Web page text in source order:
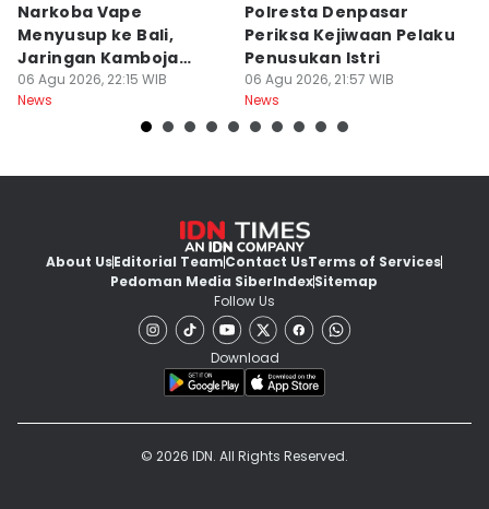
Narkoba Vape
Menyusup ke Bali,
Jaringan Kamboja
Terbongkar
06 Agu 2026, 22:15 WIB
News
Polresta Denpasar
Periksa Kejiwaan Pelaku
Penusukan Istri
06 Agu 2026, 21:57 WIB
News
About UsEditorial TeamContact UsTerms of Services
Pedoman Media SiberIndexSitemap
Follow Us
Download
© 2026 IDN. All Rights Reserved.